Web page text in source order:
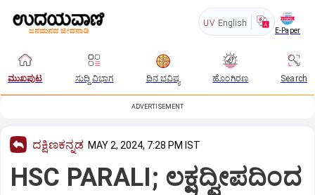
UV English
E-Paper
ಮುಖಪುಟ ಸುದ್ದಿ ವಿಭಾಗ ದಿನ ಭವಿಷ್ಯ ಹೊಂಗಿರಣ Search
ADVERTISEMENT
ದಕ್ಷಿಣಕನ್ನಡ MAY 2, 2024, 7:28 PM IST
HSC PARALI; ಲಕ್ಷದ್ವೀಪದಿಂದ